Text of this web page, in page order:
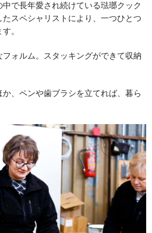
(ペレットストーブ)
ディルカミン
煙突関連
二重断熱煙突
シングル煙突
煙突取付部材
で長年愛され続けている琺瑯クック
スペシャリストにより、一つひとつ
。
ォルム。スタッキングができて収納
、ペンや歯ブラシを立てれば、暮ら